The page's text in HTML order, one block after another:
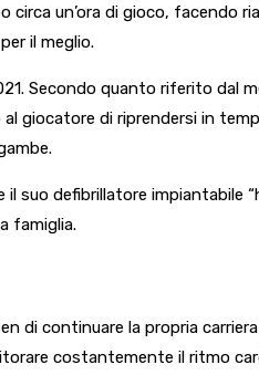
un’ora di gioco, facendo
il meglio.
Secondo quanto riferito dal
di riprendersi in
suo defibrillatore
famiglia.
di continuare la propria
costantemente il ritmo